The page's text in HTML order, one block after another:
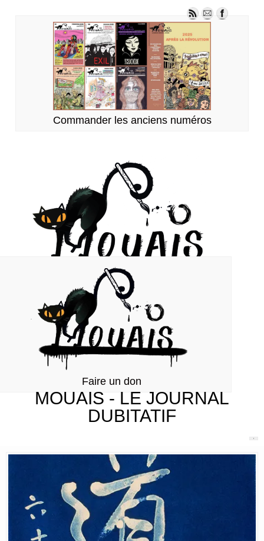
Commander les anciens numéros
Faire un don
MOUAIS - LE JOURNAL
DUBITATIF